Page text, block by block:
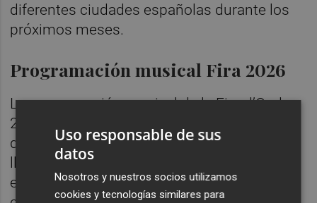
diferentes ciudades españolas durante los
próximos meses.
Programación musical Fira 2026
La programación musical de la Fira d’Onda
2026 continúa creciendo con propuestas de
distintos estilos y formatos pensadas para
llegar a públicos de todas las edades. Hasta
el momento, el Ayuntamiento ya ha
Uso responsable de sus
datos
Nosotros y nuestros socios utilizamos
cookies y tecnologías similares para